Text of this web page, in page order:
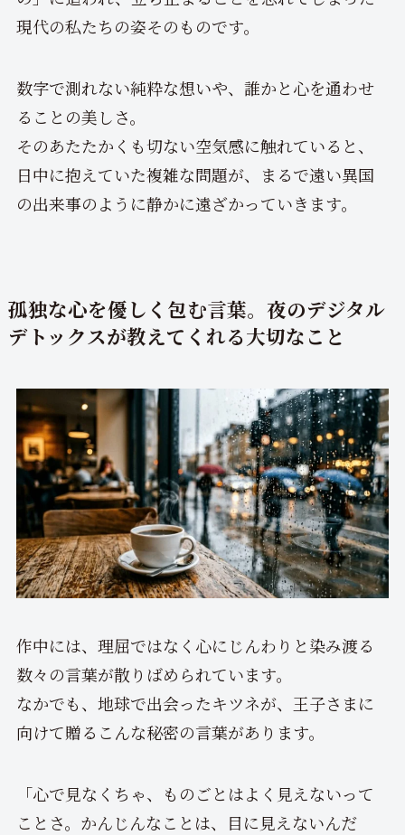
現代の私たちの姿そのものです。
数字で測れない純粋な想いや、誰かと心を通わせ
ることの美しさ。
そのあたたかくも切ない空気感に触れていると、
日中に抱えていた複雑な問題が、まるで遠い異国
の出来事のように静かに遠ざかっていきます。
孤独な心を優しく包む言葉。夜のデジタル
デトックスが教えてくれる大切なこと
作中には、理屈ではなく心にじんわりと染み渡る
数々の言葉が散りばめられています。
なかでも、地球で出会ったキツネが、王子さまに
向けて贈るこんな秘密の言葉があります。
「心で見なくちゃ、ものごとはよく見えないって
ことさ。かんじんなことは、目に見えないんだ